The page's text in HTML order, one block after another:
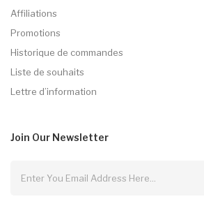
Affiliations
Promotions
Historique de commandes
Liste de souhaits
Lettre d’information
Join Our Newsletter